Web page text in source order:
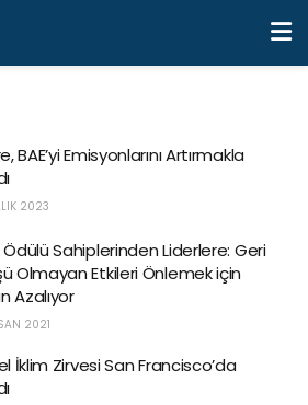
BAE’yi Emisyonlarını Artırmakla
2023
Sahiplerinden Liderlere: Geri
Olmayan Etkileri Önlemek için
Azalıyor
2021
İklim Zirvesi San Francisco’da